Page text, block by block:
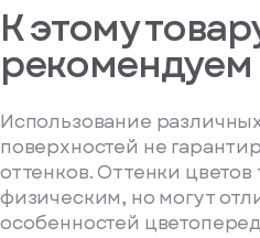
К этому
рекомендуем
Использование
поверхностей не
оттенков. Оттенки
физическим, но могут
особенностей